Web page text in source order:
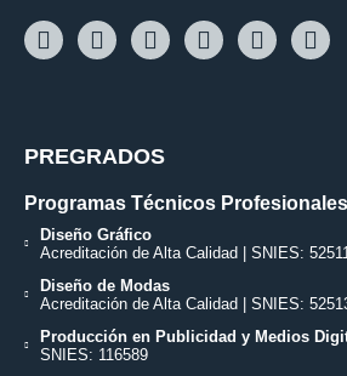
PREGRADOS
Programas Técnicos
Diseño Gráfico
Acreditación de Alta Calidad | SNIES: 52511
Diseño de Modas
Acreditación de Alta Calidad | SNIES:
Producción en Publicidad y Medios
SNIES: 116589